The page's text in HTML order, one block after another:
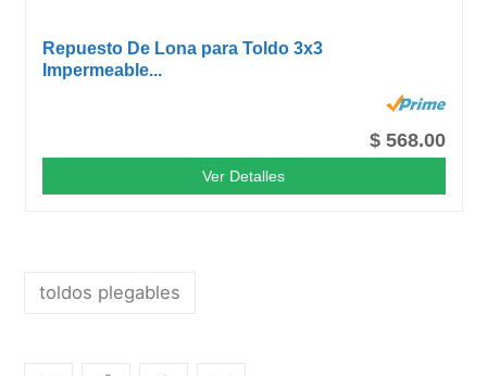
Repuesto De Lona para Toldo 3x3
Impermeable...
$ 568.00
Ver Detalles
toldos plegables